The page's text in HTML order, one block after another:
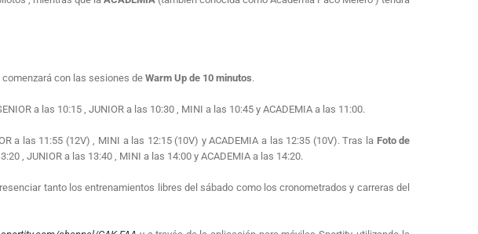
con las sesiones de Warm Up de 10 minutos.
a las 10:15 , JUNIOR a las 10:30 , MINI a las 10:45 y ACADEMIA a las 11:00.
a las 11:55 (12V), MINI a las 12:15 (10V) y ACADEMIA a las 12:35 (10V).Tras la Foto de
, JUNIOR a las 13:40 , MINI a las 14:00 y ACADEMIA a las 14:20.
tanto los entrenamientos libres del sábado como los cronometrados y carreras del